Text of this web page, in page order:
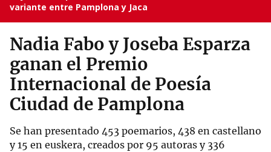
variante entre Pamplona y Jaca
Nadia Fabo y Joseba Esparza
ganan el Premio
Internacional de Poesía
Ciudad de Pamplona
Se han presentado 453 poemarios, 438 en castellano
y 15 en euskera, creados por 95 autoras y 336